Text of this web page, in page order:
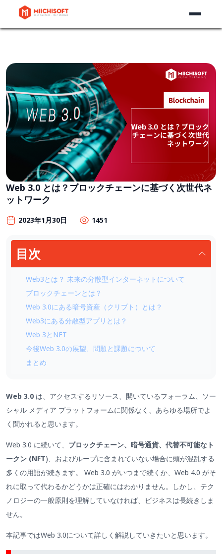
Web 3.0 とは？ブロックチェーンに基づく次世代ネ
ットワーク
2023年1月30日 1451
目次
Web3とは？ 未来の分散型インターネットについて
ブロックチェーンとは？
Web 3.0にある暗号資産（クリプト）とは？
Web3にある分散型アプリとは？
Web 3とNFT
今後Web 3.0の展望、問題と課題について
まとめ
Web 3.0 は、アクセスするリソース、開いているフォーラム、ソー
シャル メディア プラットフォームに関係なく、あらゆる場所でよ
く聞かれると思います。
Web 3.0 に続いて、 ブロックチェーン、暗号通貨、代替不可能なト
ークン (NFT)、およびループに含まれていない場合に頭が混乱する
多くの用語が続きます。 Web 3.0 がいつまで続くか、Web 4.0 がそ
れに取って代わるかどうかは正確にはわかりません。しかし、テク
ノロジーの一般原則を理解していなければ、ビジネスは長続きしま
せん。
本記事ではWeb 3.0について詳しく解説していきたいと思います。